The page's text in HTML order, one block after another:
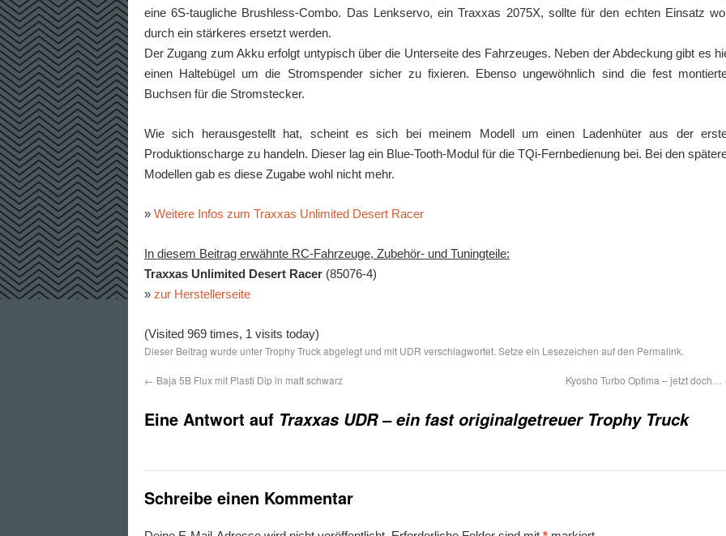
eine 6S-taugliche Brushless-Combo. Das Lenkservo, ein Traxxas 2075X, sollte für den echten Einsatz
durch ein stärkeres ersetzt werden.
Der Zugang zum Akku erfolgt untypisch über die Unterseite des Fahrzeuges. Neben der Abdeckung gibt es
einen Haltebügel um die Stromspender sicher zu fixieren. Ebenso ungewöhnlich sind die fest
Buchsen für die Stromstecker.
Wie sich herausgestellt hat, scheint es sich bei meinem Modell um einen Ladenhüter aus der
Produktionscharge zu handeln. Dieser lag ein Blue-Tooth-Modul für die TQi-Fernbedienung bei. Bei den
Modellen gab es diese Zugabe wohl nicht mehr.
» Weitere Infos zum Traxxas Unlimited Desert Racer
In diesem Beitrag erwähnte RC-Fahrzeuge, Zubehör- und Tuningteile:
Traxxas Unlimited Desert Racer (85076-4)
» zur Herstellerseite
(Visited 969 times, 1 visits today)
Dieser Beitrag wurde unterTrophy Truckabgelegt und mit UDR verschlagwortet. Setze ein Lesezeichen auf den Permalink.
← Baja 5B Flux mit Plasti Dip in matt schwarz Kyosho Turbo Optima – jetzt doch…
Eine Antwort auf Traxxas UDR – ein fast originalgetreuer Trophy Truck
Schreibe einen Kommentar